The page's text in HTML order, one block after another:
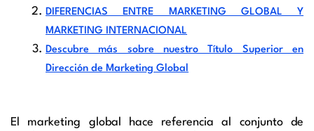
DIFERENCIAS ENTRE MARKETING GLOBAL Y
MARKETING INTERNACIONAL
Descubre más sobre nuestro Título Superior en
Dirección de Marketing Global
El marketing global hace referencia al conjunto de